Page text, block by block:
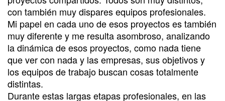
con también muy dispares equipos profesionales.
Mi papel en cada uno de esos proyectos es también
muy diferente y me resulta asombroso, analizando
la dinámica de esos proyectos, como nada tiene
que ver con nada y las empresas, sus objetivos y
los equipos de trabajo buscan cosas totalmente
distintas.
Durante estas largas etapas profesionales, en las